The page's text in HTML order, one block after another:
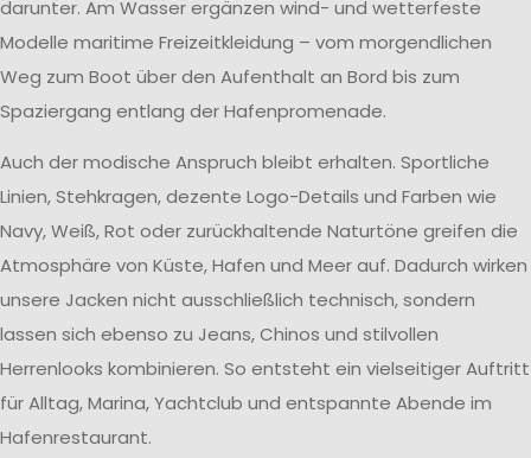
darunter. Am Wasser ergänzen wind- und wetterfeste
Modelle maritime Freizeitkleidung – vom morgendlichen
Weg zum Boot über den Aufenthalt an Bord bis zum
Spaziergang entlang der Hafenpromenade.
Auch der modische Anspruch bleibt erhalten. Sportliche
Linien, Stehkragen, dezente Logo-Details und Farben wie
Navy, Weiß, Rot oder zurückhaltende Naturtöne greifen die
Atmosphäre von Küste, Hafen und Meer auf. Dadurch wirken
unsere Jacken nicht ausschließlich technisch, sondern
lassen sich ebenso zu Jeans, Chinos und stilvollen
Herrenlooks kombinieren. So entsteht ein vielseitiger Auftritt
für Alltag, Marina, Yachtclub und entspannte Abende im
Hafenrestaurant.